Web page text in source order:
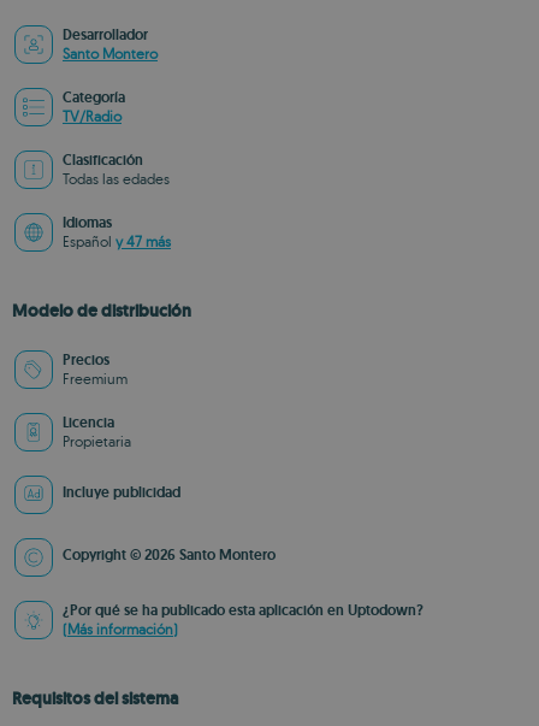
Desarrollador
Santo Montero
Categoría
TV/Radio
Clasificación
Todas las edades
Idiomas
Español y 47 más
Modelo de distribución
Precios
Freemium
Licencia
Propietaria
Incluye publicidad
Copyright © 2026 Santo Montero
¿Por qué se ha publicado esta aplicación en Uptodown?
(Más información)
Requisitos del sistema